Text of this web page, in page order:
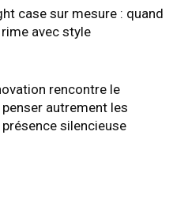
case sur mesure : quand
avec style
rencontre le
autrement les
silencieuse